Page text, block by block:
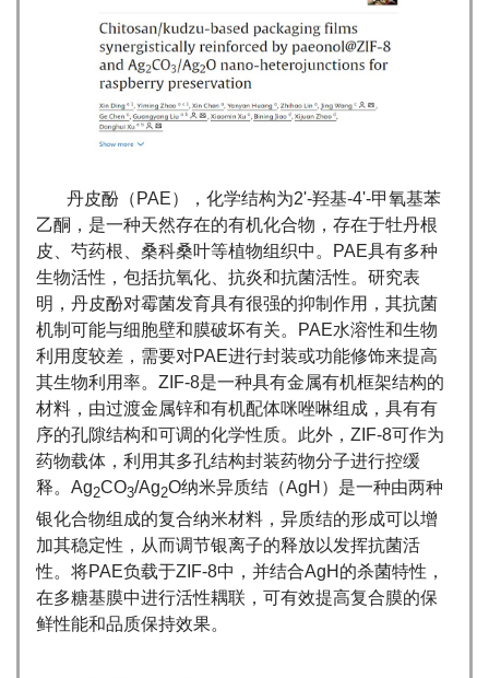
丹皮酚（PAE），化学结构为2'-羟基-4'-甲氧基苯
乙酮，是一种天然存在的有机化合物，存在于牡丹根
皮、芍药根、桑科桑叶等植物组织中。PAE具有多种
生物活性，包括抗氧化、抗炎和抗菌活性。研究表
明，丹皮酚对霉菌发育具有很强的抑制作用，其抗菌
机制可能与细胞壁和膜破坏有关。PAE水溶性和生物
利用度较差，需要对PAE进行封装或功能修饰来提高
其生物利用率。ZIF-8是一种具有金属有机框架结构的
材料，由过渡金属锌和有机配体咪唑啉组成，具有有
序的孔隙结构和可调的化学性质。此外，ZIF-8可作为
药物载体，利用其多孔结构封装药物分子进行控缓
释。Ag2CO3/Ag2O纳米异质结（AgH）是一种由两种
银化合物组成的复合纳米材料，异质结的形成可以增
加其稳定性，从而调节银离子的释放以发挥抗菌活
性。将PAE负载于ZIF-8中，并结合AgH的杀菌特性，
在多糖基膜中进行活性耦联，可有效提高复合膜的保
鲜性能和品质保持效果。